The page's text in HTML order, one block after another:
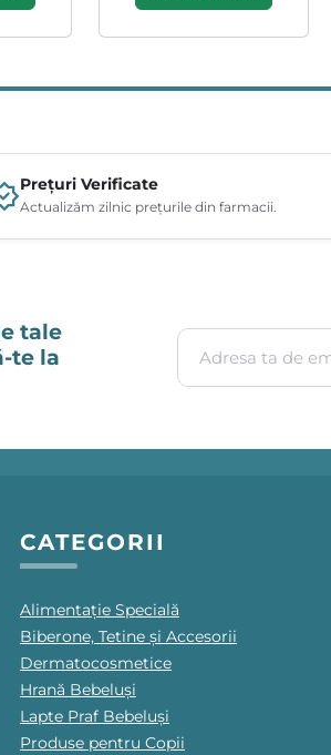
Prețuri Verificate
Actualizăm zilnic prețurile din farmacii.
tale
te la
Adresa ta de email
CATEGORII
Alimentație Specială
Biberone, Tetine și Accesorii
Dermatocosmetice
Hrană Bebeluși
Lapte Praf Bebeluși
Produse pentru Copii